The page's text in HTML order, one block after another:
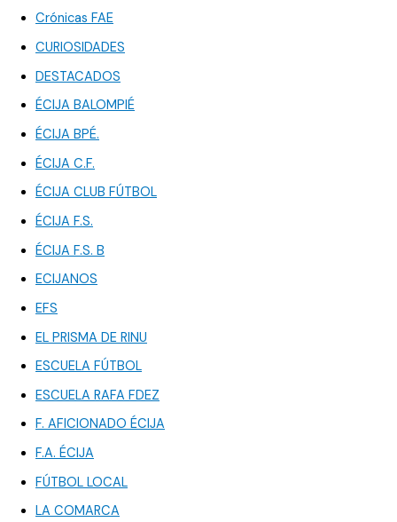
Crónicas FAE
CURIOSIDADES
DESTACADOS
ÉCIJA BALOMPIÉ
ÉCIJA BPÉ.
ÉCIJA C.F.
ÉCIJA CLUB FÚTBOL
ÉCIJA F.S.
ÉCIJA F.S. B
ECIJANOS
EFS
EL PRISMA DE RINU
ESCUELA FÚTBOL
ESCUELA RAFA FDEZ
F. AFICIONADO ÉCIJA
F.A. ÉCIJA
FÚTBOL LOCAL
LA COMARCA